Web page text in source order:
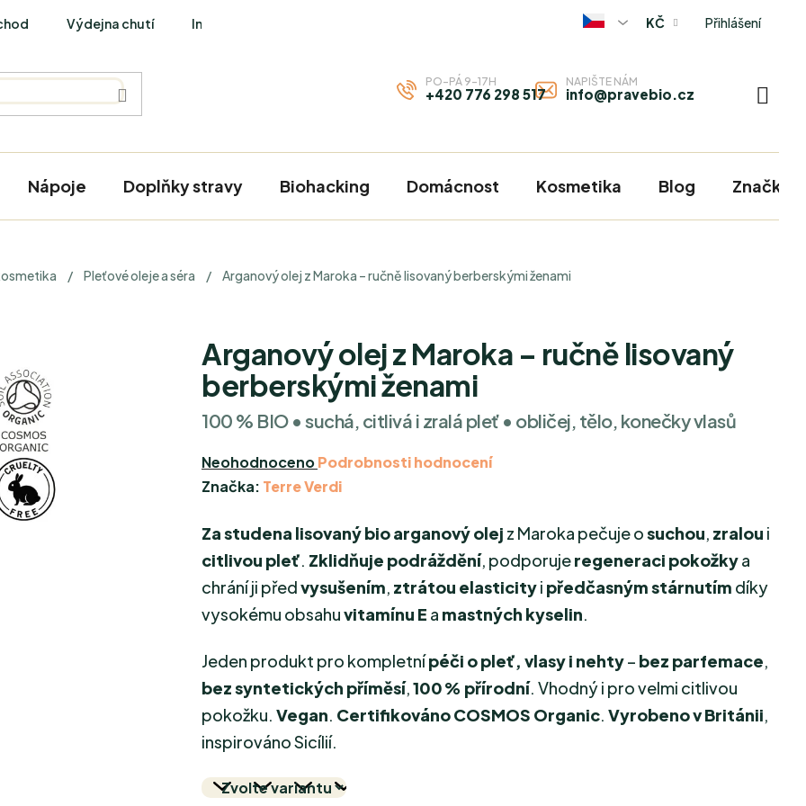
Výdejna chutí Interviews KČ Přihlášení
PO-PÁ 9-17H
+420 776 298 517
NAPIŠTE NÁM
info@pravebio.cz
Nápoje Doplňky stravy Biohacking Domácnost Kosmetika Blog Značky
/ Pleťové oleje a séra / Arganový olej z Maroka – ručně lisovaný berberskými ženami
Arganový olej z Maroka – ručně lisovaný
berberskými ženami
100 % BIO • suchá, citlivá i zralá pleť • obličej, tělo, konečky vlasů
Průměrné
hodnocení
je
0,0
z
hvězdiček.
NeohodnocenoPodrobnosti hodnocení
Značka: Terre Verdi
Za studena lisovaný bio arganový olej z Maroka pečuje osuchou, zralou i
citlivou pleť. Zklidňuje podráždění, podporujeregeneraci pokožkya
chrání ji předvysušením, ztrátou elasticityi předčasným stárnutím díky
vysokému obsahuvitamínu E a mastných kyselin.
Jeden produkt pro kompletnípéči o pleť, vlasy i nehty– bez parfemace,
bez syntetických příměsí,100 % přírodní. Vhodný i pro velmi citlivou
pokožku. Vegan. Certifikováno COSMOS Organic. Vyrobeno v Británii,
inspirováno Sicílií.